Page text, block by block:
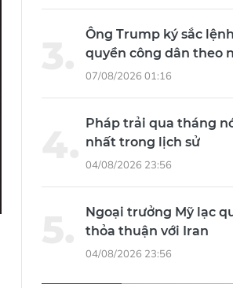
Ông Trump ký sắc
quyền công dân theo
07/08/2026 01:16
Pháp trải qua tháng
nhất trong lịch sử
04/08/2026 23:56
Ngoại trưởng Mỹ lạc
thỏa thuận với Iran
04/08/2026 23:56